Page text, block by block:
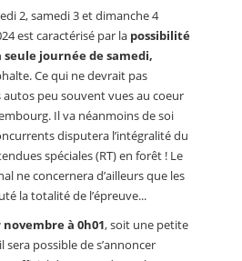
2, samedi 3 et dimanche 4
est caractérisé par la possibilité
seule journée de samedi,
Ce qui ne devrait pas
autos peu souvent vues au coeur
Il va néanmoins de soi
disputera l’intégralité du
spéciales (RT) en forêt ! Le
ne concernera d’ailleurs que les
la totalité de l’épreuve...
à 0h01, soit une petite
possible de s’annoncer